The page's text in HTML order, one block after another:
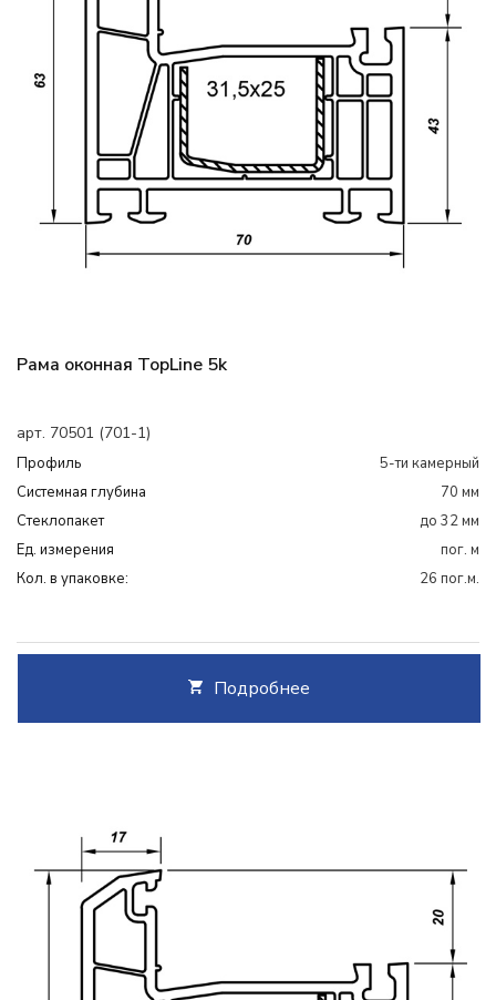
Рама оконная TopLine 5k
арт. 70501 (701-1)
Профиль
5-ти камерный
Системная глубина
70 мм
Cтеклопакет
до 32 мм
Ед. измерения
пог. м
Кол. в упаковке:
26 пог.м.
Подробнее